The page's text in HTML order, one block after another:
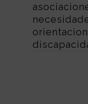
orientacion